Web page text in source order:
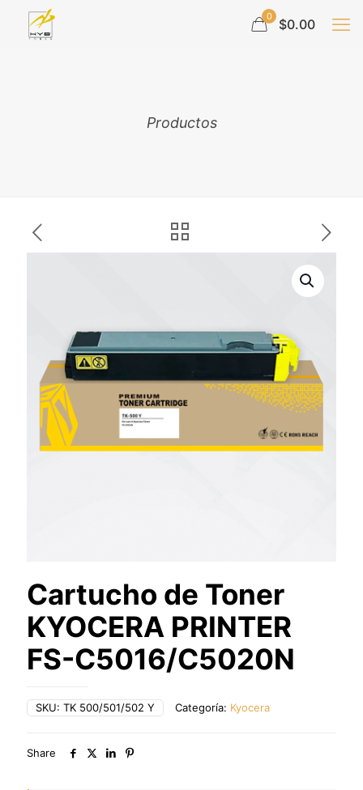
0 $0.00
Productos
Cartucho de Toner
KYOCERA PRINTER
FS-C5016/C5020N
SKU: TK 500/501/502 Y Categoría: Kyocera
Share